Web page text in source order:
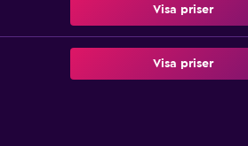
Visa priser
Visa priser